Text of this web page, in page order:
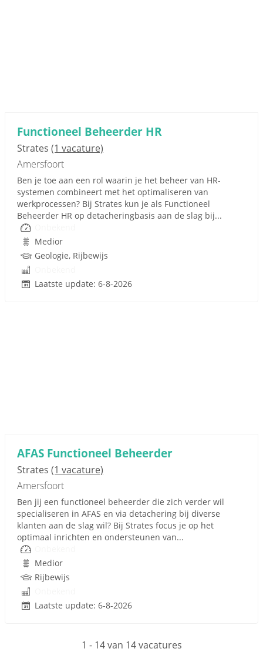
Functioneel Beheerder HR
Strates (1 vacature)
Amersfoort
Ben je toe aan een rol waarin je het beheer van HR-
systemen combineert met het optimaliseren van
werkprocessen? Bij Strates kun je als Functioneel
Beheerder HR op detacheringbasis aan de slag bij...
Medior
Geologie, Rijbewijs
Laatste update: 6-8-2026
AFAS Functioneel Beheerder
Strates (1 vacature)
Amersfoort
Ben jij een functioneel beheerder die zich verder wil
specialiseren in AFAS en via detachering bij diverse
klanten aan de slag wil? Bij Strates focus je op het
optimaal inrichten en ondersteunen van...
Medior
Rijbewijs
Laatste update: 6-8-2026
1 - 14 van 14 vacatures